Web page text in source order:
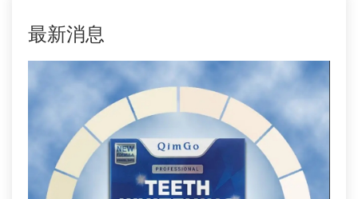
最新消息